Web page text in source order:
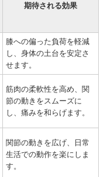
期待される効果
膝への偏った負荷を軽減
し、身体の土台を安定さ
せます。
筋肉の柔軟性を高め、関
節の動きをスムーズに
し、痛みを和らげます。
関節の動きを広げ、日常
生活での動作を楽にしま
す。